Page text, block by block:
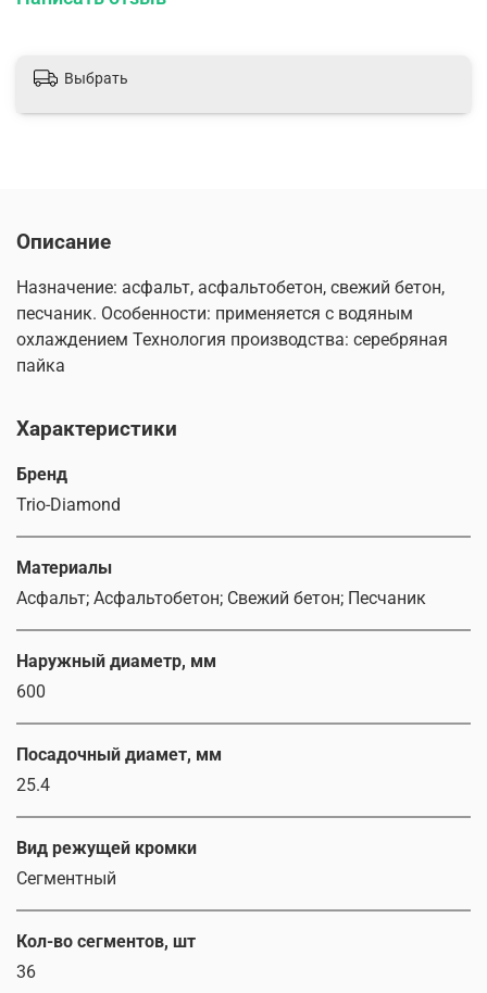
Выбрать
Описание
Назначение: асфальт, асфальтобетон, свежий бетон,
песчаник. Особенности: применяется с водяным
охлаждением Технология производства: cеребряная
пайка
Характеристики
Бренд
Trio-Diamond
Материалы
Асфальт; Асфальтобетон; Свежий бетон; Песчаник
Наружный диаметр, мм
600
Посадочный диамет, мм
25.4
Вид режущей кромки
Сегментный
Кол-во сегментов, шт
36